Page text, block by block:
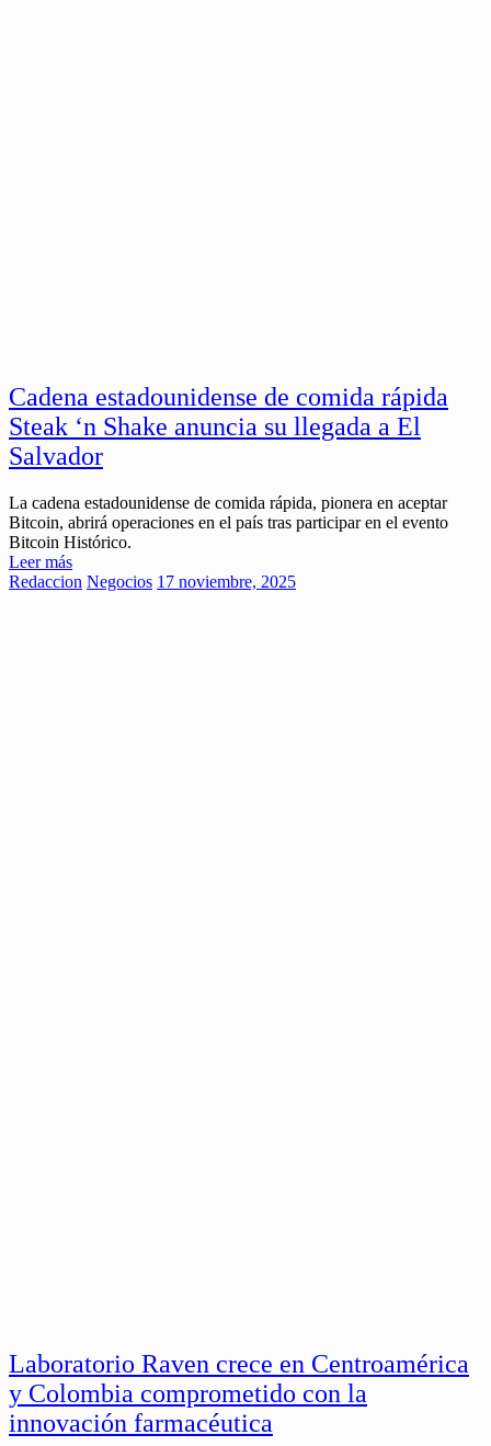
Cadena estadounidense de comida rápida
Steak ‘n Shake anuncia su llegada a El
Salvador
La cadena estadounidense de comida rápida, pionera en aceptar
Bitcoin, abrirá operaciones en el país tras participar en el evento
Bitcoin Histórico.
Leer más
Redaccion Negocios 17 noviembre, 2025
Laboratorio Raven crece en Centroamérica
y Colombia comprometido con la
innovación farmacéutica